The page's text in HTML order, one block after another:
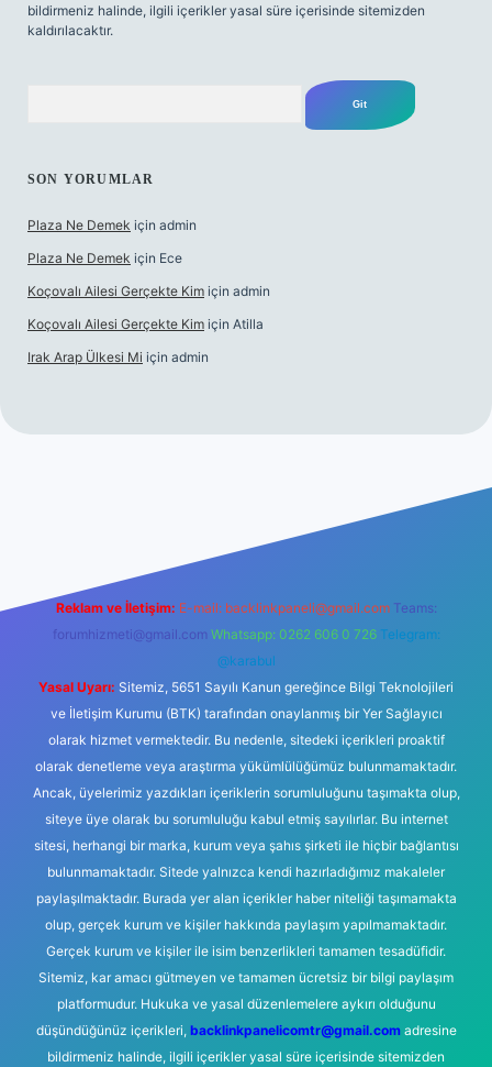
bildirmeniz halinde, ilgili içerikler yasal süre içerisinde sitemizden
kaldırılacaktır.
SON YORUMLAR
Plaza Ne Demek için admin
Plaza Ne Demek için Ece
Koçovalı Ailesi Gerçekte Kim için admin
Koçovalı Ailesi Gerçekte Kim için Atilla
Irak Arap Ülkesi Mi için admin
Reklam ve İletişim: E-mail: backlinkpaneli@gmail.com Teams:
forumhizmeti@gmail.com Whatsapp: 0262 606 0 726 Telegram:
@karabul
Yasal Uyarı: Sitemiz, 5651 Sayılı Kanun gereğince Bilgi Teknolojileri
ve İletişim Kurumu (BTK) tarafından onaylanmış bir Yer Sağlayıcı
olarak hizmet vermektedir. Bu nedenle, sitedeki içerikleri proaktif
olarak denetleme veya araştırma yükümlülüğümüz bulunmamaktadır.
Ancak, üyelerimiz yazdıkları içeriklerin sorumluluğunu taşımakta olup,
siteye üye olarak bu sorumluluğu kabul etmiş sayılırlar. Bu internet
sitesi, herhangi bir marka, kurum veya şahıs şirketi ile hiçbir bağlantısı
bulunmamaktadır. Sitede yalnızca kendi hazırladığımız makaleler
paylaşılmaktadır. Burada yer alan içerikler haber niteliği taşımamakta
olup, gerçek kurum ve kişiler hakkında paylaşım yapılmamaktadır.
Gerçek kurum ve kişiler ile isim benzerlikleri tamamen tesadüfidir.
Sitemiz, kar amacı gütmeyen ve tamamen ücretsiz bir bilgi paylaşım
platformudur. Hukuka ve yasal düzenlemelere aykırı olduğunu
düşündüğünüz içerikleri, backlinkpanelicomtr@gmail.comadresine
bildirmeniz halinde, ilgili içerikler yasal süre içerisinde sitemizden